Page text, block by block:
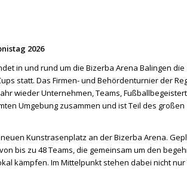
2026
in und rund um die Bizerba Arena Balingen die
statt. Das Firmen- und Behördenturnier der
wieder Unternehmen, Teams,
Umgebung zusammen und ist Teil des großen
Kunstrasenplatz an der Bizerba Arena.
bis zu 48 Teams, die gemeinsam um den
kämpfen. Im Mittelpunkt stehen dabei nicht nur